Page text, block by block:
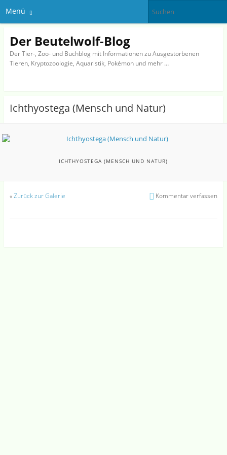
Menü
Der Beutelwolf-Blog
Der Tier-, Zoo- und Buchblog mit Informationen zu Ausgestorbenen
Tieren, Kryptozoologie, Aquaristik, Pokémon und mehr …
Ichthyostega (Mensch und Natur)
ICHTHYOSTEGA (MENSCH UND NATUR)
«Zurück zur Galerie Kommentar verfassen